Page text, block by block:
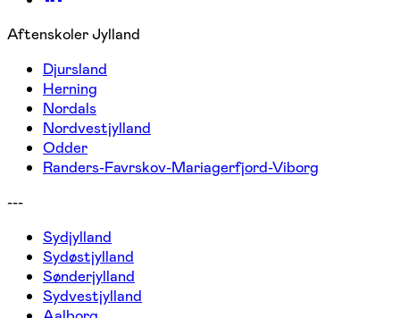
Aftenskoler Jylland
Djursland
Herning
Nordals
Nordvestjylland
Odder
Randers-Favrskov-Mariagerfjord-Viborg
---
Sydjylland
Sydøstjylland
Sønderjylland
Sydvestjylland